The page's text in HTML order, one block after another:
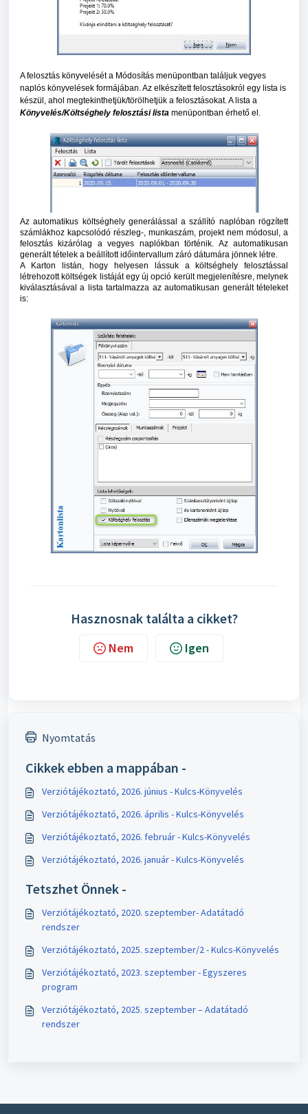
A felosztás könyvelését a Módosítás menüpontban találjuk vegyes
naplós könyvelések formájában. Az elkészített felosztásokról egy lista is
készül, ahol megtekinthetjük/törölhetjük a felosztásokat. A lista a
Könyvelés/Költséghely felosztási lista menüpontban érhető el.
Az automatikus költséghely generálással a szállító naplóban rögzített
számlákhoz kapcsolódó részleg-, munkaszám, projekt nem módosul, a
felosztás kizárólag a vegyes naplókban történik. Az automatikusan
generált tételek a beállított időintervallum záró dátumára jönnek létre.
A Karton listán, hogy helyesen lássuk a költséghely felosztással
létrehozott költségek listáját egy új opció került megjelenítésre, melynek
kiválasztásával a lista tartalmazza az automatikusan generált tételeket
is:
Hasznosnak találta a cikket?
Nem Igen
Nyomtatás
Cikkek ebben a mappában -
Verziótájékoztató, 2026. június - Kulcs-Könyvelés
Verziótájékoztató, 2026. április - Kulcs-Könyvelés
Verziótájékoztató, 2026. február - Kulcs-Könyvelés
Verziótájékoztató, 2026. január - Kulcs-Könyvelés
Tetszhet Önnek -
Verziótájékoztató, 2020. szeptember- Adatátadó
rendszer
Verziótájékoztató, 2025. szeptember/2 - Kulcs-Könyvelés
Verziótájékoztató, 2023. szeptember - Egyszeres
program
Verziótájékoztató, 2025. szeptember – Adatátadó
rendszer